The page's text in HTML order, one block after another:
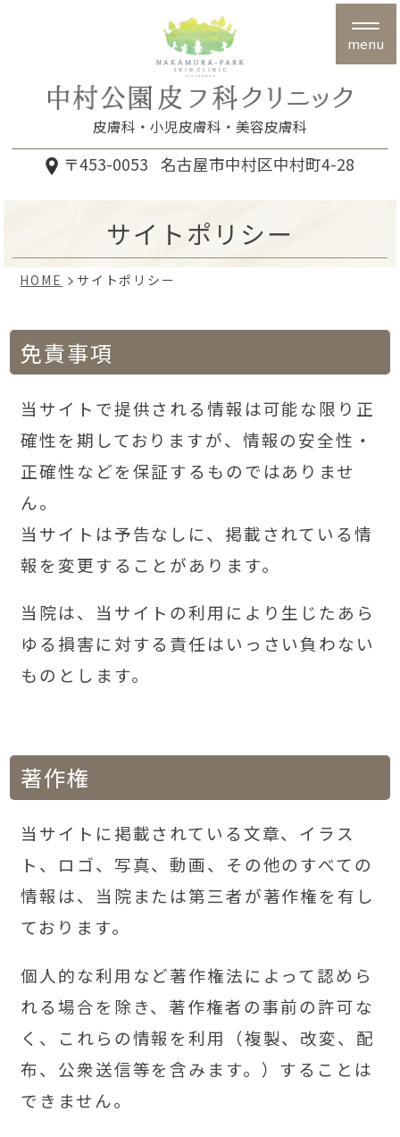
皮膚科 小児皮膚科 美容皮膚科
〒453-0053 名古屋市中村区中村町4-28
menu
サイトポリシー
HOME サイトポリシー
免責事項
当サイトで提供される情報は可能な限り正
確性を期しておりますが、情報の安全性・
正確性などを保証するものではありませ
ん。
当サイトは予告なしに、掲載されている情
報を変更することがあります。
当院は、当サイトの利用により生じたあら
ゆる損害に対する責任はいっさい負わない
ものとします。
著作権
当サイトに掲載されている文章、イラス
ト、ロゴ、写真、動画、その他のすべての
情報は、当院または第三者が著作権を有し
ております。
個人的な利用など著作権法によって認めら
れる場合を除き、著作権者の事前の許可な
く、これらの情報を利用（複製、改変、配
布、公衆送信等を含みます。）することは
できません。